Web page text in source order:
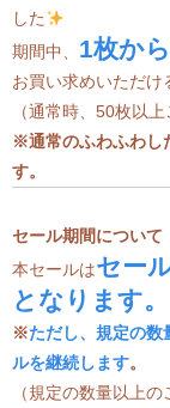
した
期間中、 1枚か
お買い求めいただけ
（通常時、50枚以
※通常のふわふわし
す。
セール期間について
本セールはセー
となります。
※ただし、規定の数
ルを継続します。
（規定の数量以上